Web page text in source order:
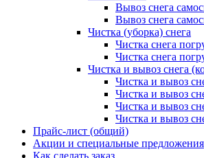
Вывоз снега
Вывоз снега
Чистка (уборка) снега
Чистка снега
Чистка снега
Чистка и вывоз снега
Чистка и вывоз
Чистка и вывоз
Чистка и вывоз
Чистка и вывоз
Прайс-лист (общий)
Акции и специальные предложения
Как сделать заказ